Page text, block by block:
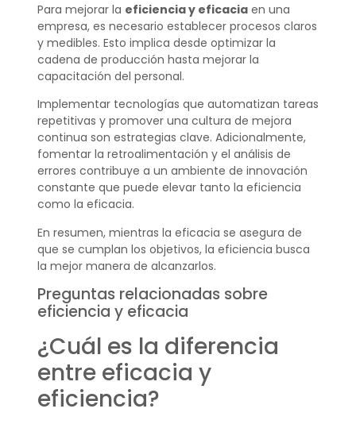
Para mejorar la eficiencia y eficaciaen una
empresa, es necesario establecer procesos claros
y medibles. Esto implica desde optimizar la
cadena de producción hasta mejorar la
capacitación del personal.
Implementar tecnologías que automatizan tareas
repetitivas y promover una cultura de mejora
continua son estrategias clave. Adicionalmente,
fomentar la retroalimentación y el análisis de
errores contribuye a un ambiente de innovación
constante que puede elevar tanto la eficiencia
como la eficacia.
En resumen, mientras la eficacia se asegura de
que se cumplan los objetivos, la eficiencia busca
la mejor manera de alcanzarlos.
Preguntas relacionadas sobre
eficiencia y eficacia
¿Cuál es la diferencia
entre eficacia y
eficiencia?